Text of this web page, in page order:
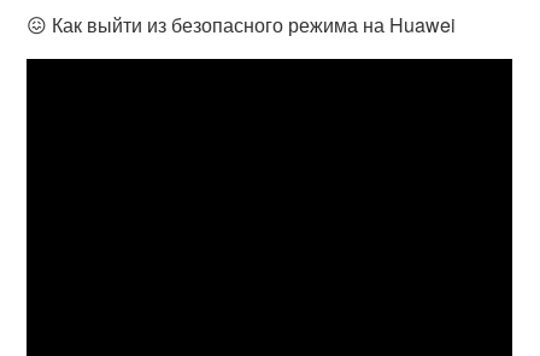
😖 Как выйти из безопасного режима на Huawei